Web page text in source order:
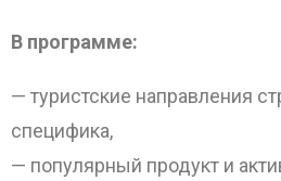
В программе:
— туристские направления
специфика,
— популярный продукт и